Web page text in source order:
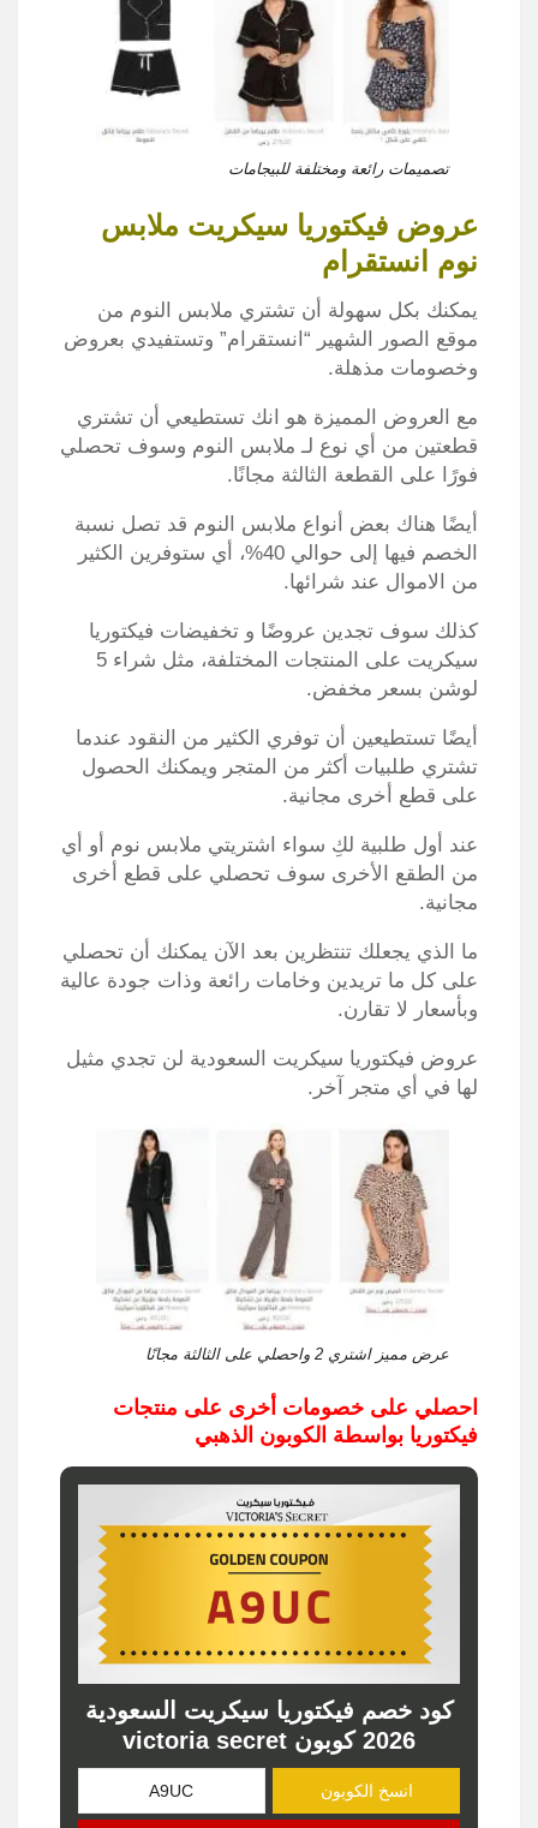
تصميمات رائعة ومختلفة للبيجامات
عروض فيكتوريا سيكريت ملابس
نوم انستقرام
يمكنك بكل سهولة أن تشتري ملابس النوم من
موقع الصور الشهير “انستقرام” وتستفيدي بعروض
وخصومات مذهلة.
مع العروض المميزة هو انك تستطيعي أن تشتري
قطعتين من أي نوع لـ ملابس النوم وسوف تحصلي
فورًا على القطعة الثالثة مجانًا.
أيضًا هناك بعض أنواع ملابس النوم قد تصل نسبة
الخصم فيها إلى حوالي 40%، أي ستوفرين الكثير
من الاموال عند شرائها.
كذلك سوف تجدين عروضًا و تخفيضات فيكتوريا
سيكريت على المنتجات المختلفة، مثل شراء 5
لوشن بسعر مخفض.
أيضًا تستطيعين أن توفري الكثير من النقود عندما
تشتري طلبيات أكثر من المتجر ويمكنك الحصول
على قطع أخرى مجانية.
عند أول طلبية لكِ سواء اشتريتي ملابس نوم أو أي
من الطقع الأخرى سوف تحصلي على قطع أخرى
مجانية.
ما الذي يجعلك تنتظرين بعد الآن يمكنك أن تحصلي
على كل ما تريدين وخامات رائعة وذات جودة عالية
وبأسعار لا تقارن.
عروض فيكتوريا سيكريت السعودية لن تجدي مثيل
لها في أي متجر آخر.
عرض مميز اشتري 2 واحصلي على الثالثة مجانًا
احصلي على خصومات أخرى على منتجات
فيكتوريا بواسطة الكوبون الذهبي
كود خصم فيكتوريا سيكريت السعودية
2026 كوبون victoria secret
انسخ الكوبون